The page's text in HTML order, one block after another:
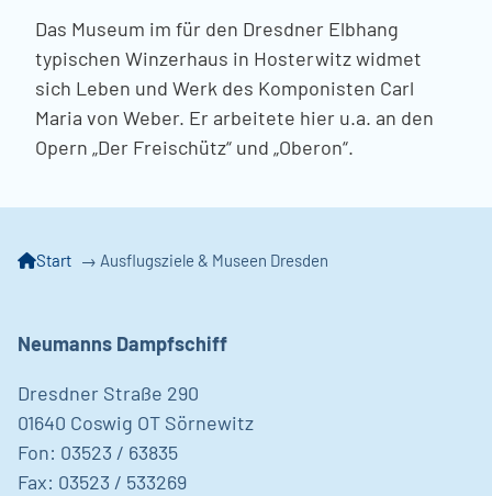
Das Museum im für den Dresdner Elbhang
typischen Winzerhaus in Hosterwitz widmet
sich Leben und Werk des Komponisten Carl
Maria von Weber. Er arbeitete hier u.a. an den
Opern „Der Freischütz“ und „Oberon“.
Start → Ausflugsziele & Museen Dresden
Neumanns Dampfschiff
Dresdner Straße 290
01640 Coswig OT Sörnewitz
Fon: 03523 / 63835
Fax: 03523 / 533269